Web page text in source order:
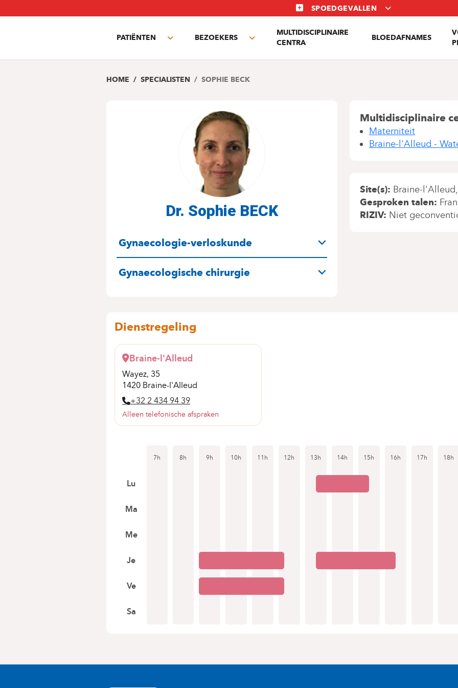
en
SPOEDGEVALLEN
PATIËNTEN
Toggle
BEZOEKERS
Toggle
MULTIDISCIPLINAIRE
CENTRA
BLOEDAFNAMES
HOME SPECIALISTEN SOPHIE BECK
Dr. Sophie BECK
SPECIALITEITEN
Gynaecologie-verloskunde
Gynaecologische chirurgie
Multidisciplinaire
Materniteit
Braine-l'Alleud -
Site(s) Braine-l'Alleud
Gesproken talen
RIZIV Niet
Dienstregeling
Braine-l'Alleud
Wayez, 35
1420 Braine-l'Alleud
+32 2 434 94 39
Alleen telefonische afspraken
7h 8h 9h 10h 11h 12h 13h 14h 15h 16h 17h 18h
Lu
Ma
Me
Je
Ve
Sa